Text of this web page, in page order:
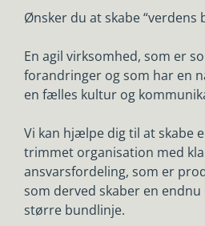
Ønsker du at skabe “verdens
En agil virksomhed, som er
forandringer og som har en
en fælles kultur og
Vi kan hjælpe dig til at skabe
trimmet organisation med
ansvarsfordeling, som er
som derved skaber en
større bundlinje.